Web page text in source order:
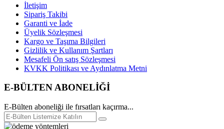
İletişim
Sipariş Takibi
Garanti ve İade
Üyelik Sözleşmesi
Kargo ve Taşıma Bilgileri
Gizlilik ve Kullanım Şartları
Mesafeli Ön satış Sözleşmesi
KVKK Politikası ve Aydınlatma Metni
E-BÜLTEN ABONELİĞİ
E-Bülten aboneliği ile fırsatları kaçırma...